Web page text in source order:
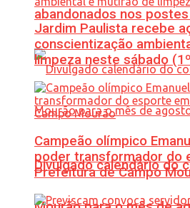
abandonados nos
Divulgado calendário do
Jardim Paulista recebe
conscientização
limpeza neste sábado
Campeão olímpico
poder transformador do
Prefeitura de Campo